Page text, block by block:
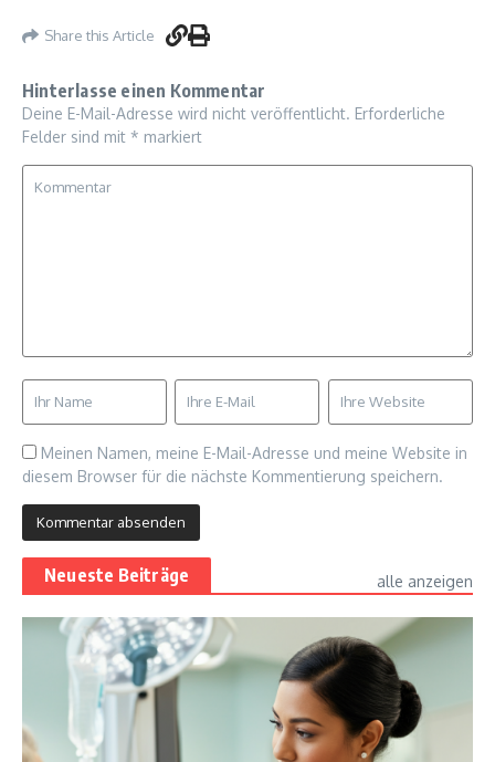
Share this Article
Hinterlasse einen Kommentar
Deine E-Mail-Adresse wird nicht veröffentlicht. Erforderliche
Felder sind mit * markiert
Meinen Namen, meine E-Mail-Adresse und meine Website in
diesem Browser für die nächste Kommentierung speichern.
Neueste Beiträge alle anzeigen